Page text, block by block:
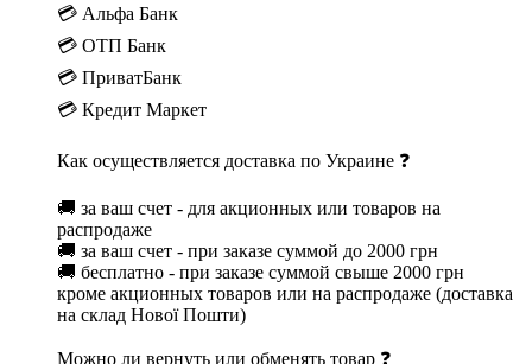
💳 Альфа Банк
💳 ОТП Банк
💳 ПриватБанк
💳 Кредит Маркет
Как осуществляется доставка по Украине ❓
🚚 за ваш счет - для акционных или товаров на
распродаже
🚚 за ваш счет - при заказе суммой до 2000 грн
🚚 бесплатно - при заказе суммой свыше 2000 грн
кроме акционных товаров или на распродаже (доставка
на склад Нової Пошти)
Можно ли вернуть или обменять товар ❓